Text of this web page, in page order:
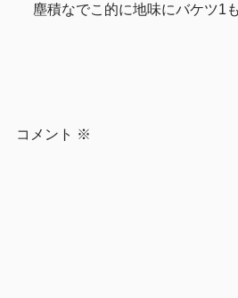
塵積なでこ的に地味にバケツ1
コメント ※